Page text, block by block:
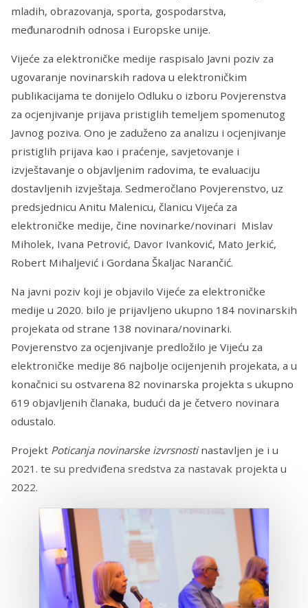
mladih, obrazovanja, sporta, gospodarstva,
međunarodnih odnosa i Europske unije.
Vijeće za elektroničke medije raspisalo Javni poziv za
ugovaranje novinarskih radova u elektroničkim
publikacijama te donijelo Odluku o izboru Povjerenstva
za ocjenjivanje prijava pristiglih temeljem spomenutog
Javnog poziva. Ono je zaduženo za analizu i ocjenjivanje
pristiglih prijava kao i praćenje, savjetovanje i
izvještavanje o objavljenim radovima, te evaluaciju
dostavljenih izvještaja. Sedmeročlano Povjerenstvo, uz
predsjednicu Anitu Malenicu, članicu Vijeća za
elektroničke medije, čine novinarke/novinari Mislav
Miholek, Ivana Petrović, Davor Ivanković, Mato Jerkić,
Robert Mihaljević i Gordana Škaljac Narančić.
Na javni poziv koji je objavilo Vijeće za elektroničke
medije u 2020. bilo je prijavljeno ukupno 184 novinarskih
projekata od strane 138 novinara/novinarki.
Povjerenstvo za ocjenjivanje predložilo je Vijeću za
elektroničke medije 86 najbolje ocijenjenih projekata, a u
konačnici su ostvarena 82 novinarska projekta s ukupno
619 objavljenih članaka, budući da je četvero novinara
odustalo.
Projekt Poticanja novinarske izvrsnostinastavljen je i u
2021. te su predviđena sredstva za nastavak projekta u
2022.